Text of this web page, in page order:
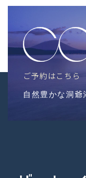
ご予約はこちら
自然豊かな洞爺